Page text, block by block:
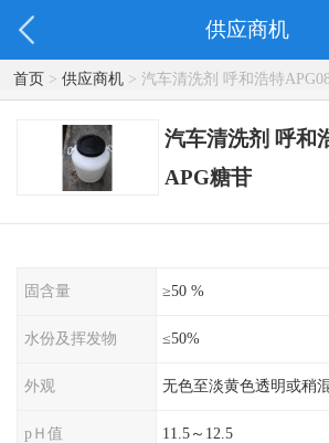
供应商机
首页> 供应商机> 汽车清洗剂 呼和浩特
汽车清洗剂 呼和
APG糖苷
固含量 ≥50 %
水份及挥发物 ≤50%
外观 无色至淡黄色透明或稍
pＨ值 11.5～12.5